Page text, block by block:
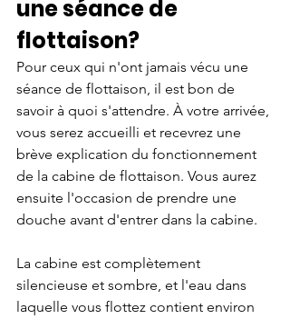
une séance de
flottaison?
Pour ceux qui n'ont jamais vécu une
séance de flottaison, il est bon de
savoir à quoi s'attendre. À votre arrivée,
vous serez accueilli et recevrez une
brève explication du fonctionnement
de la cabine de flottaison. Vous aurez
ensuite l'occasion de prendre une
douche avant d'entrer dans la cabine.
La cabine est complètement
silencieuse et sombre, et l'eau dans
laquelle vous flottez contient environ